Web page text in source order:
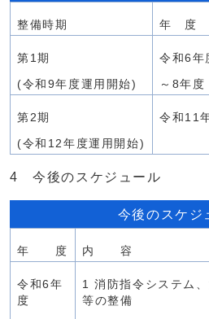
整備時期 年 度
第1期
(令和9年度運用開始)
令和6年
～8年度
第2期
(令和12年度運用開始)
令和11
4 今後のスケジュール
今後のスケジ
年 度 内 容
令和6年
度
1 消防指令システム
等の整備